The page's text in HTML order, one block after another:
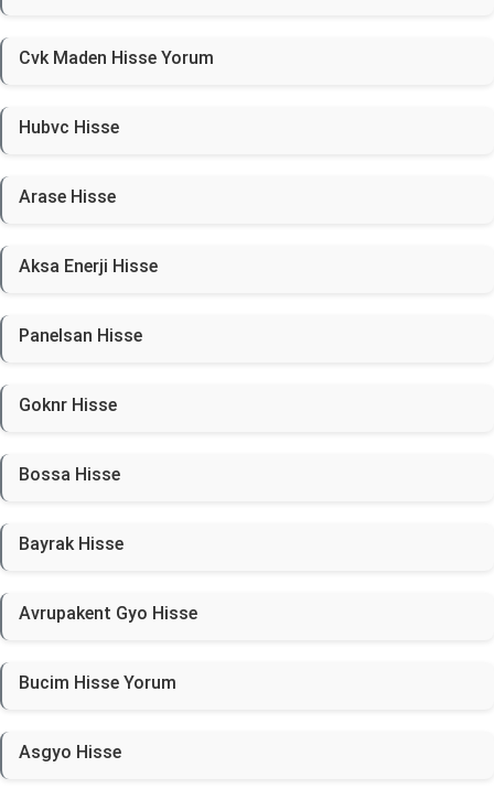
Cvk Maden Hisse Yorum
Hubvc Hisse
Arase Hisse
Aksa Enerji Hisse
Panelsan Hisse
Goknr Hisse
Bossa Hisse
Bayrak Hisse
Avrupakent Gyo Hisse
Bucim Hisse Yorum
Asgyo Hisse